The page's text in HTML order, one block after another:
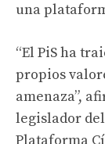
una
“El PiS ha
propios
amenaza”,
legislador